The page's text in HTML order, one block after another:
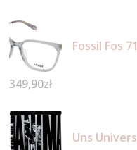
Fossil Fos
349,90zł
Uns